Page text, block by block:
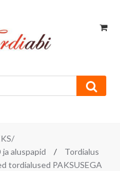
ja aluspapid /
Tordialus
tordialused PAKSUSEGA